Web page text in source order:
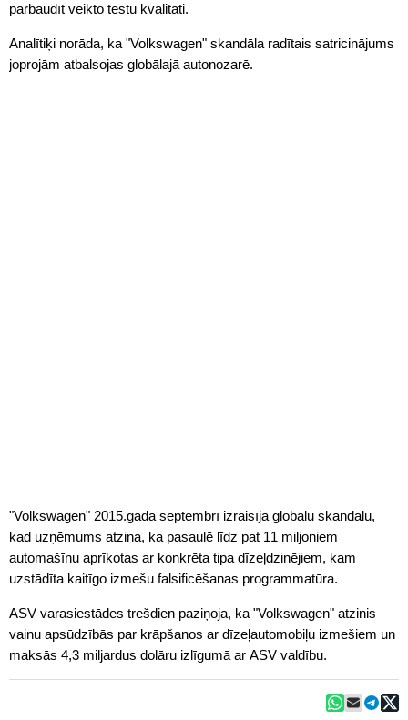
pārbaudīt veikto testu kvalitāti.
Analītiķi norāda, ka "Volkswagen" skandāla radītais satricinājums
joprojām atbalsojas globālajā autonozarē.
"Volkswagen" 2015.gada septembrī izraisīja globālu skandālu,
kad uzņēmums atzina, ka pasaulē līdz pat 11 miljoniem
automašīnu aprīkotas ar konkrēta tipa dīzeļdzinējiem, kam
uzstādīta kaitīgo izmešu falsificēšanas programmatūra.
ASV varasiestādes trešdien paziņoja, ka "Volkswagen" atzinis
vainu apsūdzībās par krāpšanos ar dīzeļautomobiļu izmešiem un
maksās 4,3 miljardus dolāru izlīgumā ar ASV valdību.